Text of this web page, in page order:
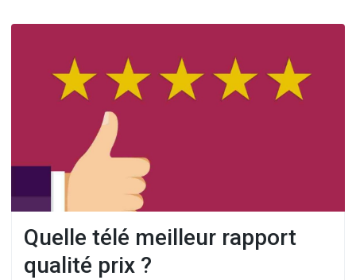
Quelle télé meilleur rapport
qualité prix ?